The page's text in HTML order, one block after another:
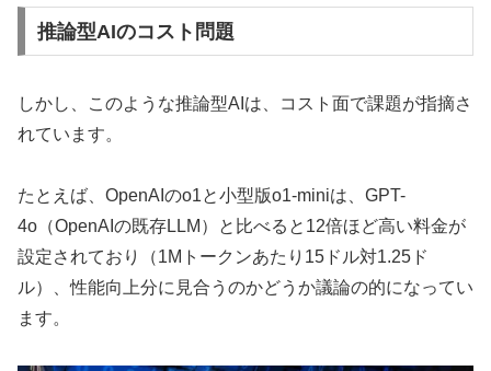
推論型AIのコスト問題
しかし、このような推論型AIは、コスト面で課題が指摘さ
れています。
たとえば、OpenAIのo1と小型版o1-miniは、GPT-
4o（OpenAIの既存LLM）と比べると12倍ほど高い料金が
設定されており（1Mトークンあたり15ドル対1.25ド
ル）、性能向上分に見合うのかどうか議論の的になってい
ます。